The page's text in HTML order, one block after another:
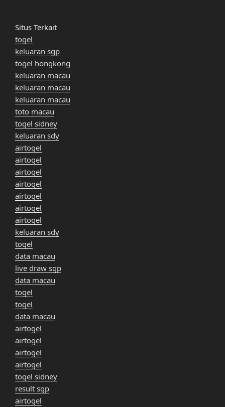
Situs Terkait
togel
keluaran sgp
togel hongkong
keluaran macau
keluaran macau
keluaran macau
toto macau
togel sidney
keluaran sdy
airtogel
airtogel
airtogel
airtogel
airtogel
airtogel
airtogel
keluaran sdy
togel
data macau
live draw sgp
data macau
togel
togel
data macau
airtogel
airtogel
airtogel
airtogel
togel sidney
result sgp
airtogel